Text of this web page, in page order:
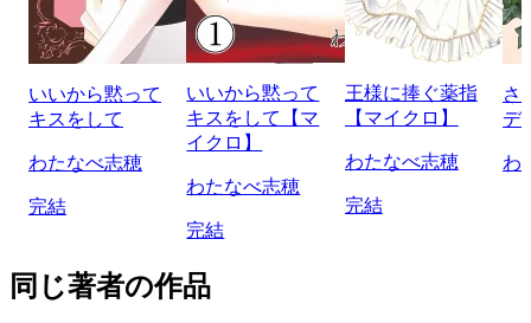
いいから黙って
キスをして
わたなべ志穂
完結
いいから黙って
キスをして【マ
イクロ】
わたなべ志穂
完結
王様に捧ぐ薬指
【マイクロ】
わたなべ志穂
完結
さ
デ
わ
同じ著者の作品